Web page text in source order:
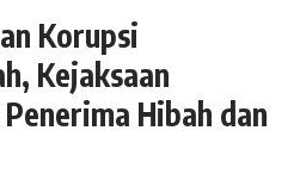
Korupsi
Kejaksaan
Hibah dan